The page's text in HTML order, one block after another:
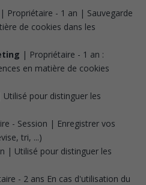
| Propriétaire - 1 an | Sauvegarde
de cookies dans les
| Propriétaire - 1 an :
en matière de cookies
pour distinguer les
- Session | Enregistrer vos
tri, ...)
| Utilisé pour distinguer les
- 2 ans En cas d'utilisation du